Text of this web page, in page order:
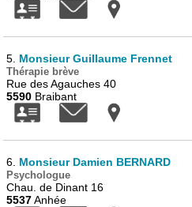
5. Monsieur Guillaume Frennet
Thérapie brève
Rue des Agauches 40
5590 Braibant
6. Monsieur Damien BERNARD
Psychologue
Chau. de Dinant 16
5537Anhée